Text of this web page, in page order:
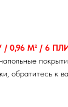
0,96 М² / 6
обратитесь к